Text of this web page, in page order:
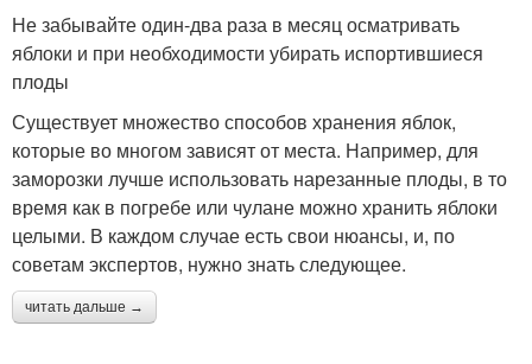
Не забывайте один-два раза в месяц осматривать
яблоки и при необходимости убирать испортившиеся
плоды
Существует множество способов хранения яблок,
которые во многом зависят от места. Например, для
заморозки лучше использовать нарезанные плоды, в то
время как в погребе или чулане можно хранить яблоки
целыми. В каждом случае есть свои нюансы, и, по
советам экспертов, нужно знать следующее.
читать дальше →